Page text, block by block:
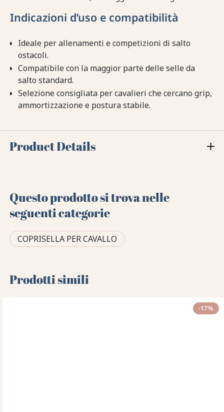
Indicazioni d’uso e compatibilità
Ideale per allenamenti e competizioni di salto
ostacoli.
Compatibile con la maggior parte delle selle da
salto standard.
Selezione consigliata per cavalieri che cercano grip,
ammortizzazione e postura stabile.
Product Details
Questo prodotto si trova nelle
seguenti categorie
COPRISELLA PER CAVALLO
Prodotti simili
-17%